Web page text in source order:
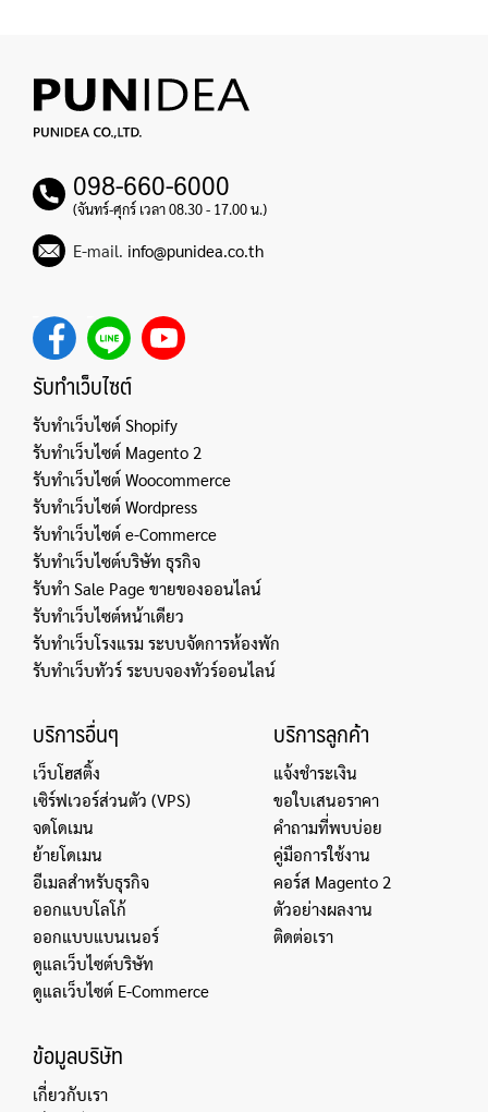
098-660-6000
(จันทร์-ศุกร์ เวลา 08.30 - 17.00 น.)
E-mail. info@punidea.co.th
รับทำเว็บไซต์
รับทำเว็บไซต์ Shopify
รับทำเว็บไซต์ Magento 2
รับทำเว็บไซต์ Woocommerce
รับทำเว็บไซต์ Wordpress
รับทำเว็บไซต์ e-Commerce
รับทำเว็บไซต์บริษัท ธุรกิจ
รับทำ Sale Page ขายของออนไลน์
รับทำเว็บไซต์หน้าเดียว
รับทำเว็บโรงแรม ระบบจัดการห้องพัก
รับทำเว็บทัวร์ ระบบจองทัวร์ออนไลน์
บริการอื่นๆ
เว็บโฮสติ้ง
เซิร์ฟเวอร์ส่วนตัว (VPS)
จดโดเมน
ย้ายโดเมน
อีเมลสำหรับธุรกิจ
ออกแบบโลโก้
ออกแบบแบนเนอร์
ดูแลเว็บไซต์บริษัท
ดูแลเว็บไซต์ E-Commerce
บริการลูกค้า
แจ้งชำระเงิน
ขอใบเสนอราคา
คำถามที่พบบ่อย
คู่มือการใช้งาน
คอร์ส Magento 2
ตัวอย่างผลงาน
ติดต่อเรา
ข้อมูลบริษัท
เกี่ยวกับเรา